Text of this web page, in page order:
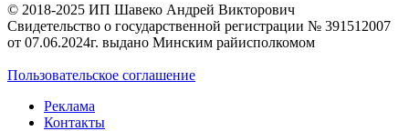
© 2018-2025 ИП Шавеко Андрей Викторович
Свидетельство о государственной регистрации № 391512007
от 07.06.2024г. выдано Минским райисполкомом
Пользовательское соглашение
Реклама
Контакты